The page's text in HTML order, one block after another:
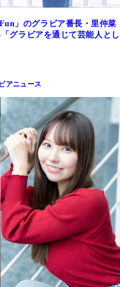
」のグラビア番長・里仲菜
グラビアを通じて芸能人とし
アニュース